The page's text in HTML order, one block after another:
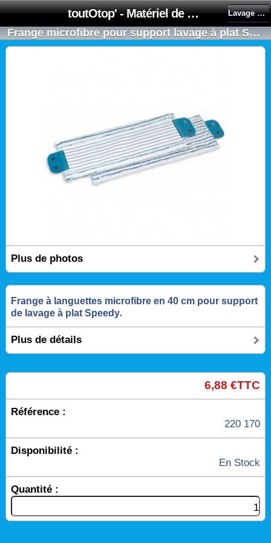
toutOtop' - Matériel de nettoyage, produit d'entretien, lubrifiant pour professionnel et particulier Lavage à plat Speedy
Frange microfibre pour support lavage à plat Speedy à languettes 40cm MICROVELOURS 100% - Multifilament
Plus de photos
Frange à languettes microfibre en 40 cm pour support
de lavage à plat Speedy.
Plus de détails
6,88 €TTC
Référence :
220 170
Disponibilité :
En Stock
Quantité :